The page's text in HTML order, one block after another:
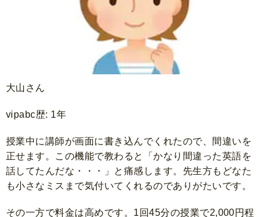
大山さん
vipabc歴: 1年
授業中に講師が画面に書き込んでくれたので、間違いを
正せます。この機能で教わると「かなり間違った英語を
話してたんだな・・・」と痛感します。先生方もどなた
も小さなミスまで気付いてくれるのでありがたいです。
その一方で料金は高めです。1回45分の授業で2,000円程